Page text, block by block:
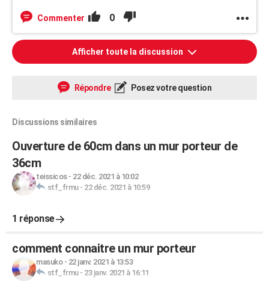
Commenter 0
Afficher toute la discussion
Répondre Posez votre question
Discussions similaires
Ouverture de 60cm dans un mur porteur de
36cm
teissicos- 22 déc. 2021 à 10:02
stf_frmu- 22 déc. 2021 à 10:59
1 réponse
comment connaitre un mur porteur
masuko- 22 janv. 2021 à 13:53
stf_frmu- 23 janv. 2021 à 16:11